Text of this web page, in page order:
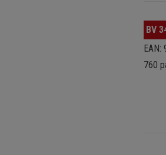
BV
EAN:
760